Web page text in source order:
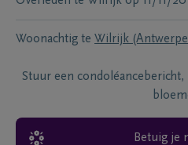
Woonachtig te Wilrijk
Stuur een condoléancebericht,
Betuig je